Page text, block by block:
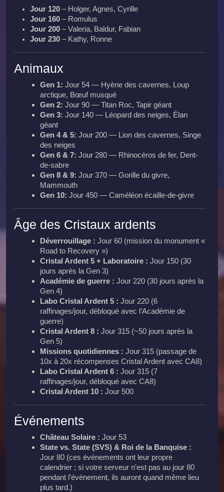
Jour 120 – Holger, Agnes, Cyrille
Jour 160 – Romulus
Jour 200 – Valeria, Baldur, Fabian
Jour 230 – Kathy, Ronne
Animaux
Gen 1: Jour 54 — Hyène des cavernes, Loup
arctique, Bœuf musqué
Gen 2: Jour 90 — Titan Roc, Tapir géant
Gen 3: Jour 140 — Léopard des neiges, Élan
géant
Gen 4 & 5: Jour 200 — Lion des cavernes, Singe
des neiges
Gen 6 & 7: Jour 280 — Rhinocéros de fer, Dent-
de-sabre
Gen 8 & 9: Jour 370 — Gorille du givre,
Mammouth
Gen 10: Jour 450 — Caméléon écaille-de-givre
Âge des Cristaux ardents
Déverrouillage : Jour 60 (mission du monument «
Road to Recovery »)
Cristal Ardent 5 + Laboratoire : Jour 150 (30
jours après la Gen 3)
Académie de guerre : Jour 220 (30 jours après la
Gen 4)
Labo Cristal Ardent 5 : Jour 220 (6
raffinages/jour, débloqué avec l’Académie de
guerre)
Cristal Ardent 8 : Jour 315 (~50 jours après la
Gen 5)
Missions quotidiennes : Jour 315 (passage de
10x à 20x récompenses Cristal Ardent avec CA8)
Labo Cristal Ardent 6 : Jour 315 (7
raffinages/jour, débloqué avec CA8)
Cristal Ardent 10 : Jour 500
Événements
Château Solaire : Jour 53
State vs. State (SVS) & Roi de la Banquise :
Jour 80 (ces événements ont leur propre
calendrier ; si votre serveur n’est pas au jour 80
pendant l’événement, ils auront quand même lieu
plus tard.)